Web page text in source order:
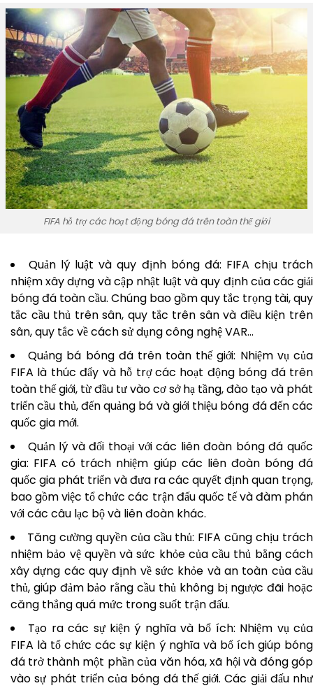
FIFA hỗ trợ các hoạt động bóng đá trên toàn thế giới
Quản lý luật và quy định bóng đá: FIFA chịu trách
nhiệm xây dựng và cập nhật luật và quy định của các giải
bóng đá toàn cầu. Chúng bao gồm quy tắc trọng tài, quy
tắc cầu thủ trên sân, quy tắc trên sân và điều kiện trên
sân, quy tắc về cách sử dụng công nghệ VAR…
Quảng bá bóng đá trên toàn thế giới: Nhiệm vụ của
FIFA là thúc đẩy và hỗ trợ các hoạt động bóng đá trên
toàn thế giới, từ đầu tư vào cơ sở hạ tầng, đào tạo và phát
triển cầu thủ, đến quảng bá và giới thiệu bóng đá đến các
quốc gia mới.
Quản lý và đối thoại với các liên đoàn bóng đá quốc
gia: FIFA có trách nhiệm giúp các liên đoàn bóng đá
quốc gia phát triển và đưa ra các quyết định quan trọng,
bao gồm việc tổ chức các trận đấu quốc tế và đàm phán
với các câu lạc bộ và liên đoàn khác.
Tăng cường quyền của cầu thủ: FIFA cũng chịu trách
nhiệm bảo vệ quyền và sức khỏe của cầu thủ bằng cách
xây dựng các quy định về sức khỏe và an toàn của cầu
thủ, giúp đảm bảo rằng cầu thủ không bị ngược đãi hoặc
căng thẳng quá mức trong suốt trận đấu.
Tạo ra các sự kiện ý nghĩa và bổ ích: Nhiệm vụ của
FIFA là tổ chức các sự kiện ý nghĩa và bổ ích giúp bóng
đá trở thành một phần của văn hóa, xã hội và đóng góp
vào sự phát triển của bóng đá thế giới. Các giải đấu như